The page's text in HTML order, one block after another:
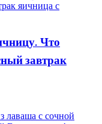
Что
завтрак